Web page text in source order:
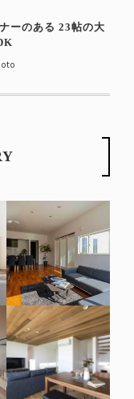
ーのある 23帖の大